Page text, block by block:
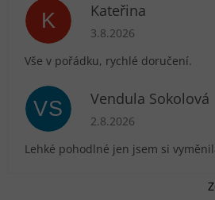
K Kateřina
Hodnocení obchodu je
3.8.2026
Vše v pořádku, rychlé doručení.
VS Vendula Sokolová
Hodnocení obchodu je
2.8.2026
Lehké pohodlné jen jsem si